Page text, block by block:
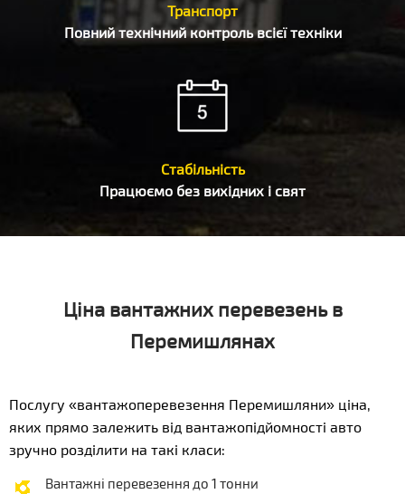
Транспорт
Повний технічний контроль всієї техніки
Стабільність
Працюємо без вихідних і свят
Ціна вантажних перевезень в
Перемишлянах
Послугу «вантажоперевезення Перемишляни» ціна,
яких прямо залежить від вантажопідйомності авто
зручно розділити на такі класи:
Вантажні перевезення до 1 тонни